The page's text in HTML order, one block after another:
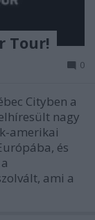
Tour!
0
Cityben a
nagy
amerikai
és
ami a